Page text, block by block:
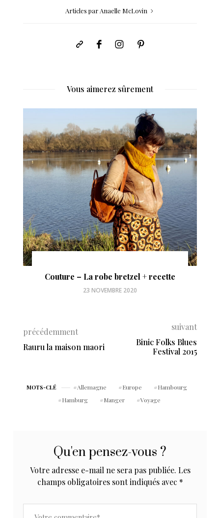
Articles par Anaelle McLovin
Vous aimerez sûrement
Couture – La robe bretzel + recette
23 NOVEMBRE 2020
précédemment
Rauru la maison maori
suivant
Binic Folks Blues
Festival 2015
MOTS-CLÉ Allemagne Europe
Hambourg
Hamburg
Manger Voyage
Qu'en pensez-vous ?
Votre adresse e-mail ne sera pas publiée. Les
champs obligatoires sont indiqués avec *